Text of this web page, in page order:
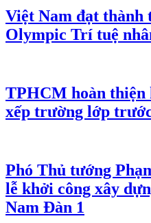
Việt Nam đạt thành
Olympic Trí tuệ
TPHCM hoàn thiện
xếp trường lớp
Phó Thủ tướng
lễ khởi công xây
Nam Đàn 1